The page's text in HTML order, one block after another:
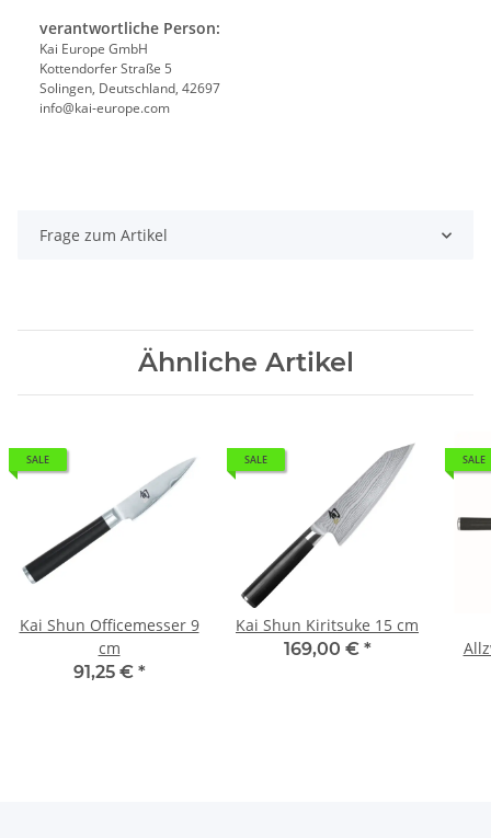
verantwortliche Person:
Kai Europe GmbH
Kottendorfer Straße 5
Solingen, Deutschland, 42697
info@kai-europe.com
Frage zum Artikel
Ähnliche Artikel
SALE
Kai Shun Officemesser 9
cm
91,25 € *
SALE
Kai Shun Kiritsuke 15 cm
169,00 € *
SALE